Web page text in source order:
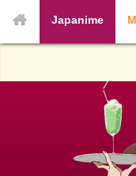
Japanime